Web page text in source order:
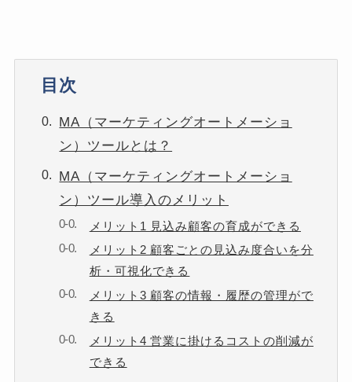
目次
MA（マーケティングオートメーショ
ン）ツールとは？
MA（マーケティングオートメーショ
ン）ツール導入のメリット
メリット1 見込み顧客の育成ができる
メリット2 顧客ごとの見込み度合いを分
析・可視化できる
メリット3 顧客の情報・履歴の管理がで
きる
メリット4 営業に掛けるコストの削減が
できる